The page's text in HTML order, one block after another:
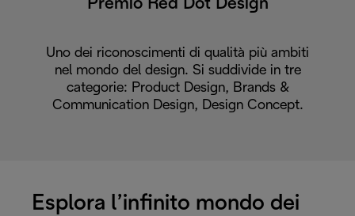
Premio Red Dot Design
Uno dei riconoscimenti di qualità più ambiti
nel mondo del design. Si suddivide in tre
categorie: Product Design, Brands &
Communication Design, Design Concept.
Esplora l’infinito mondo dei